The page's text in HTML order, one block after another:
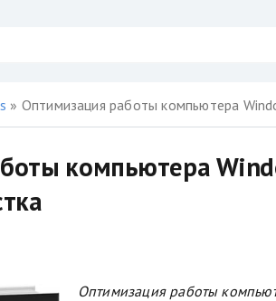
» Оптимизация работы компьютера
компьютера
Оптимизация работы